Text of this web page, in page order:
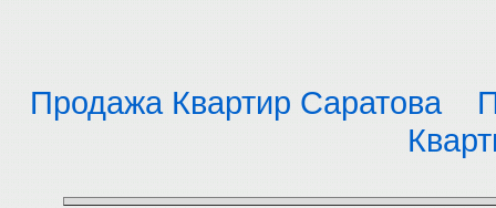
Продажа Квартир Саратова